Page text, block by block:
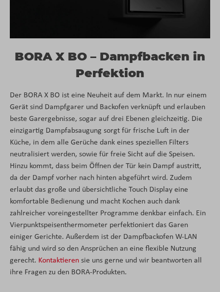
BORA X BO – Dampfbacken in
Perfektion
Der BORA X BO ist eine Neuheit auf dem Markt. In nur einem
Gerät sind Dampfgarer und Backofen verknüpft und erlauben
beste Garergebnisse, sogar auf drei Ebenen gleichzeitig. Die
einzigartig Dampfabsaugung sorgt für frische Luft in der
Küche, in dem alle Gerüche dank eines speziellen Filters
neutralisiert werden, sowie für freie Sicht auf die Speisen.
Hinzu kommt, dass beim Öffnen der Tür kein Dampf austritt,
da der Dampf vorher nach hinten abgeführt wird. Zudem
erlaubt das große und übersichtliche Touch Display eine
komfortable Bedienung und macht Kochen auch dank
zahlreicher voreingestellter Programme denkbar einfach. Ein
Vier­punkt­speisenther­mometer perfektioniert das Garen
einiger Gerichte. Außerdem ist der Dampfbackofen W-LAN
fähig und wird so den Ansprüchen an eine flexible Nutzung
gerecht. Kontaktieren sie uns gerne und wir beantworten all
ihre Fragen zu den BORA-Produkten.